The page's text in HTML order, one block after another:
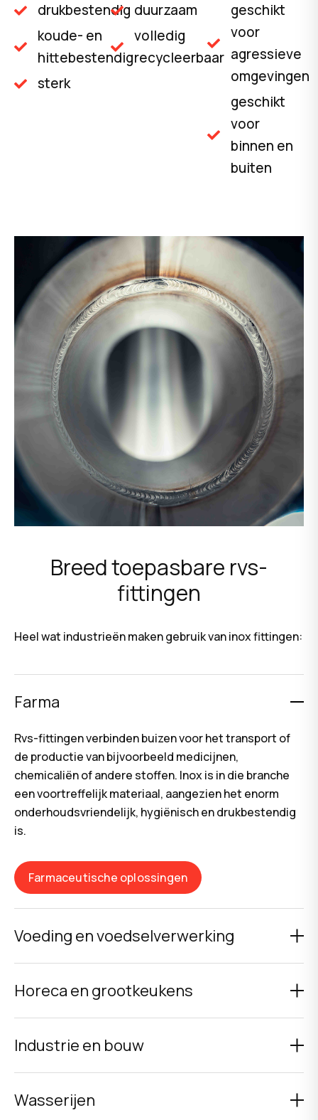
drukbestendig
koude- en
hittebestendig
sterk
duurzaam
volledig
recycleerbaar
geschikt
voor
agressieve
omgevingen
geschikt
voor
binnen en
buiten
Breed toepasbare rvs-
fittingen
Heel wat industrieën maken gebruik van inox fittingen:
Farma
Rvs-fittingen verbinden buizen voor het transport of
de productie van bijvoorbeeld medicijnen,
chemicaliën of andere stoffen. Inox is in die branche
een voortreffelijk materiaal, aangezien het enorm
onderhoudsvriendelijk, hygiënisch en drukbestendig
is.
Farmaceutische oplossingen
Voeding en voedselverwerking
Horeca en grootkeukens
Industrie en bouw
Wasserijen